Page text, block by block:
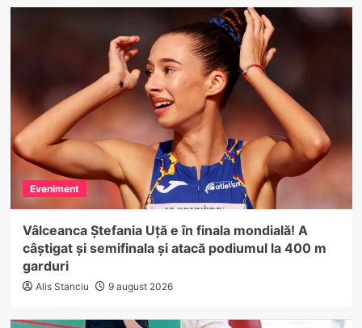
Eveniment
Vâlceanca Ștefania Uță e în finala mondială! A
câștigat și semifinala și atacă podiumul la 400 m
garduri
Alis Stanciu 9 august 2026